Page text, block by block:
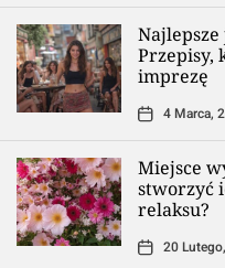
Przepisy,
imprezę
4 Marca,
Miejsce
stworzyć
relaksu?
20